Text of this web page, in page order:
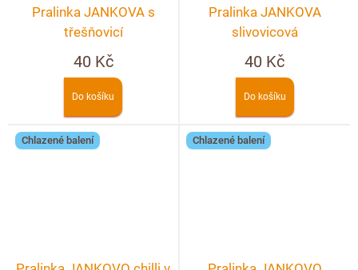
Pralinka JANKOVA s
třešňovicí
40 Kč
Do košíku
Pralinka JANKOVA
slivovicová
40 Kč
Do košíku
Chlazené balení Chlazené balení